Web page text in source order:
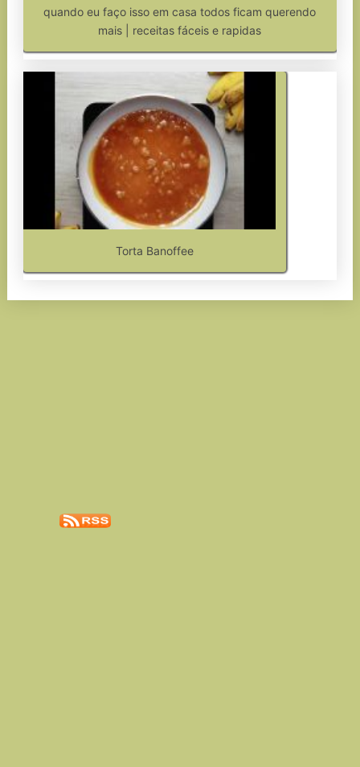
quando eu faço isso em casa todos ficam querendo
mais | receitas fáceis e rapidas
Torta Banoffee